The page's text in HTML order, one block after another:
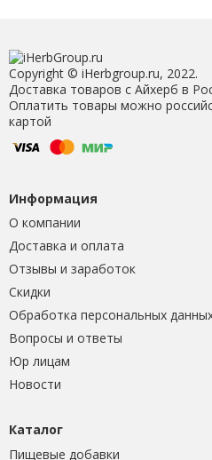
Copyright © iHerbgroup.ru, 2022.
Доставка товаров с Айхерб в
Оплатить товары можно
картой
Информация
О компании
Доставка и оплата
Отзывы и заработок
Скидки
Обработка персональных
Вопросы и ответы
Юр лицам
Новости
Каталог
Пищевые добавки